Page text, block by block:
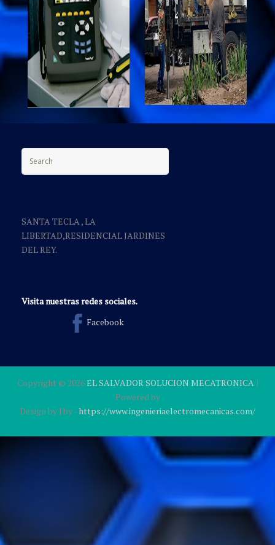
Search for:
SANTA TECLA , LA
LIBERTAD,RESIDENCIAL JARDINES
DEL REY.
Visita nuestras redes sociales.
Facebook
Copyright © 2026EL SALVADOR SOLUCION MECATRONICA |
Powered by
Design by | by-https://www.ingenieriaelectromecanicas.com/